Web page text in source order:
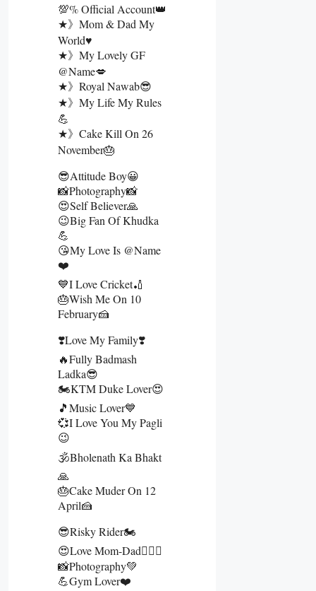
💯% Official Account👑
★》Mom & Dad My
World♥️
★》My Lovely GF
@name💋
★》Royal Nawab😎
★》My Life My Rules
💪
★》Cake Kill On 26
November🎂
😎Attitude Boy😀
📸Photography📸
😍Self Believer🙏
😉Big Fan Of Khudka
💪
😘My Love Is @name
❤️
💙I Love Cricket🏏
🎂Wish Me On 10
February🍰
❣️Love My Family❣️
🔥Fully Badmash
Ladka😎
🏍️KTM Duke Lover😍
🎵Music Lover💙
💞I Love You My Pagli
😉
🕉️Bholenath Ka Bhakt
🙏
🎂Cake Muder On 12
April🍰
😎Risky Rider🏍️
😍Love Mom-Dad👩‍❤️‍👨
📸Photography💚
💪Gym Lover❤️